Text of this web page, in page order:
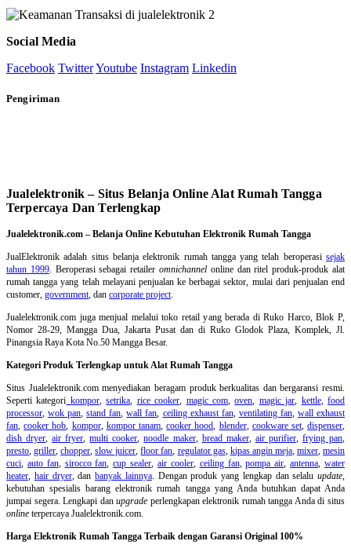
Social Media
Facebook TwitterYoutube Instagram Linkedin
Pengiriman
Jualelektronik – Situs Belanja Online Alat Rumah Tangga
Terpercaya Dan Terlengkap
Jualelektronik.com – Belanja Online Kebutuhan Elektronik Rumah Tangga
JualElektronik adalah situs belanja elektronik rumah tanggayang telah beroperasisejak
tahun 1999. Beroperasi sebagai retaileromnichannel online dan ritel produk-produk alat
rumah tangga yang telah melayani penjualan ke berbagai sektor, mulai dari penjualan end
customer, government, dan corporate project.
Jualelektronik.com juga menjual melalui toko retail yang berada di Ruko Harco, Blok P,
Nomor 28-29, Mangga Dua, Jakarta Pusat dan di Ruko Glodok Plaza, Komplek, Jl.
Pinangsia Raya Kota No.50 Mangga Besar.
Kategori Produk Terlengkap untuk Alat Rumah Tangga
Situs Jualelektronik.com menyediakan beragam produk berkualitas dan bergaransi resmi.
Seperti kategori kompor,setrika, rice cooker, magic com,oven, magic jar, kettle,food
processor,wok pan,stand fan,wall fan, ceiling exhaust fan, ventilating fan, wall exhaust
fan,cooker hob, kompor, kompor tanam,cooker hood, blender, cookware set,dispenser,
dish dryer,air fryer,multi cooker,noodle maker, bread maker, air purifier, frying pan,
presto,griller,chopper,slow juicer,floor fan, regulator gas, kipas angin meja, mixer,mesin
cuci, auto fan, sirocco fan,cup sealer,air cooler, ceiling fan,pompa air,antenna,water
heater, hair dryer, dan banyak lainnya. Dengan produk yang lengkap dan selalu update,
kebutuhan spesialis barang elektronik rumah tangga yang Anda butuhkan dapat Anda
jumpai segera. Lengkapi danupgrade perlengkapan elektronik rumah tangga Anda di situs
online terpercaya Jualelektronik.com.
Harga Elektronik Rumah Tangga Terbaik dengan Garansi Original 100%